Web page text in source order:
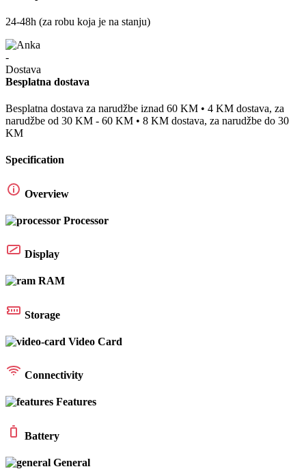
24-48h (za robu koja je na stanju)
Besplatna dostava
Besplatna dostava za narudžbe iznad 60 KM • 4 KM dostava, za
narudžbe od 30 KM - 60 KM • 8 KM dostava, za narudžbe do 30
KM
Specification
Overview
Processor
Display
RAM
Storage
Video Card
Connectivity
Features
Battery
General